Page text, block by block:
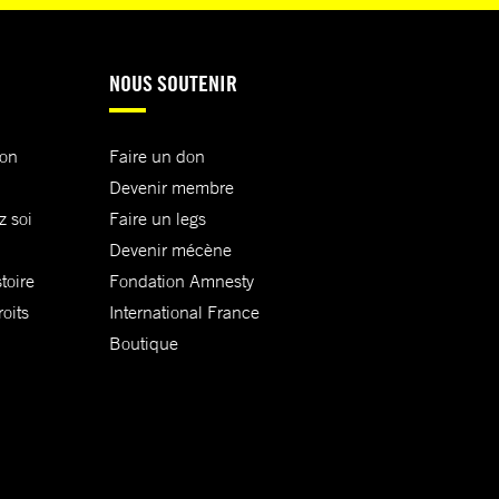
soi
NOUS SOUTENIR
Faire un don
Devenir membre
Faire un legs
Devenir mécène
Fondation Amnesty
International France
Boutique